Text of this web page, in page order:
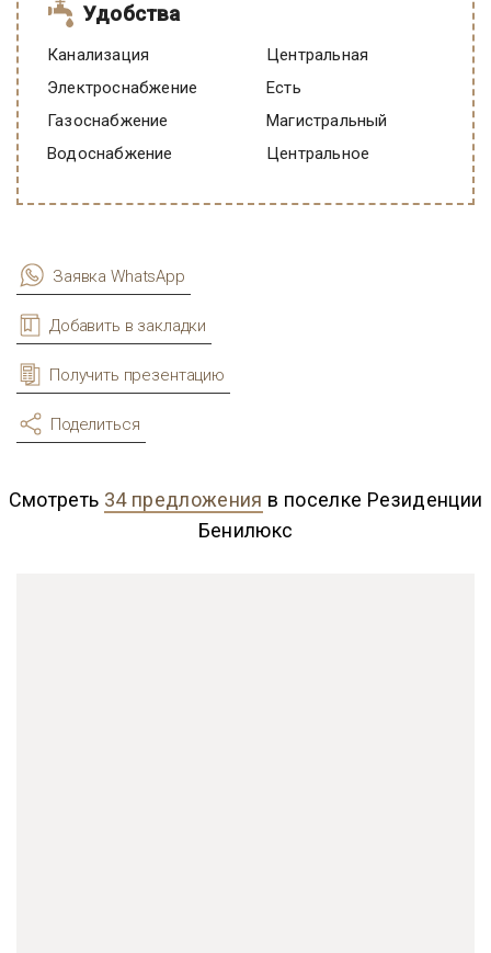
Удобства
Канализация
Центральная
Электроснабжение
есть
Газоснабжение
Магистральный
Водоснабжение
Центральное
Заявка WhatsApp
Добавить в закладки
Получить презентацию
Поделиться
Смотреть 34 предложения в поселке Резиденции
Бенилюкс